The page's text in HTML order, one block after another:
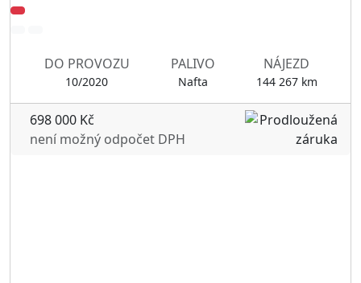
DO PROVOZU
10/2020
PALIVO
Nafta
NÁJEZD
144 267 km
698 000 Kč
není možný odpočet DPH